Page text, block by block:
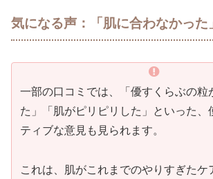
気になる声：「肌に合わなかった
一部の口コミでは、「優すくらぶの粒
た」「肌がピリピリした」といった、
ティブな意見も見られます。
これは、肌がこれまでのやりすぎたケ